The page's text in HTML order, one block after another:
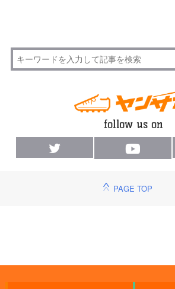
PAGE TOP